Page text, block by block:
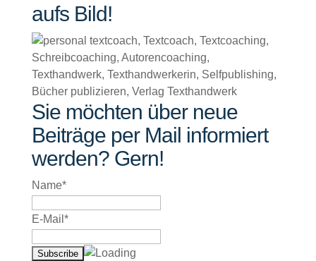
aufs Bild!
Sie möchten über neue
Beiträge per Mail informiert
werden? Gern!
Name*
E-Mail*